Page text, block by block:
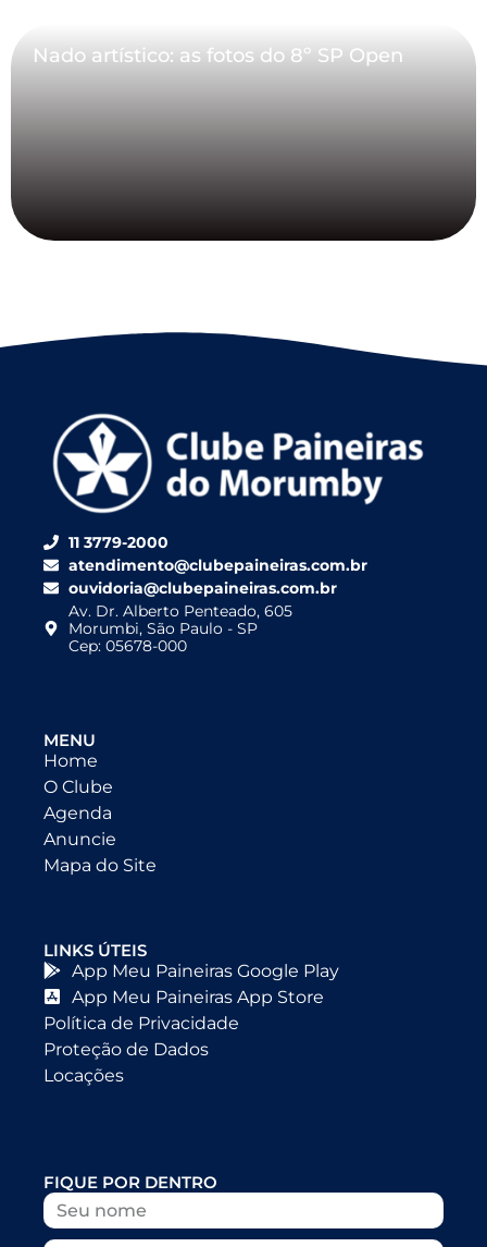
Nado artístico: as fotos do 8º SP Open
11 3779-2000
atendimento@clubepaineiras.com.br
ouvidoria@clubepaineiras.com.br
Av. Dr. Alberto Penteado, 605
Morumbi, São Paulo - SP
Cep: 05678-000
MENU
Home
O Clube
Agenda
Anuncie
Mapa do Site
LINKS ÚTEIS
App Meu Paineiras Google Play
App Meu Paineiras App Store
Política de Privacidade
Proteção de Dados
Locações
FIQUE POR DENTRO